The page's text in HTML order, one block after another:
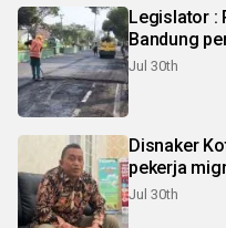
Legislator : Rekonstruksi Jalan Soreang-
Bandung
Jul 30th
Disnaker
pekerja
Jul 30th